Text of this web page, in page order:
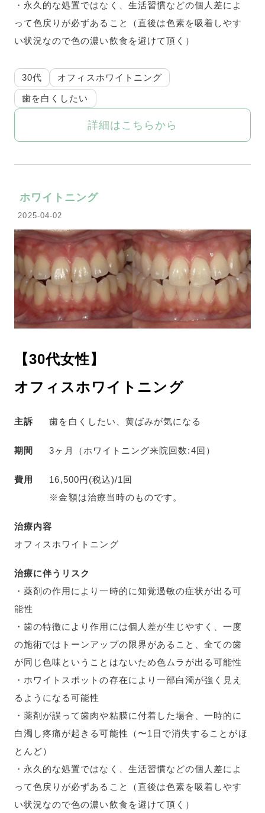
・永久的な処置ではなく、生活習慣などの個人差によ
って色戻りが必ずあること（直後は色素を吸着しやす
い状況なので色の濃い飲食を避けて頂く）
30代 オフィスホワイトニング
歯を白くしたい
詳細はこちらから
ホワイトニング
2025-04-02
【30代女性】
オフィスホワイトニング
主訴 歯を白くしたい、黄ばみが気になる
期間 3ヶ月（ホワイトニング来院回数:4回）
費用
16,500円(税込)/1回
※金額は治療当時のものです。
治療内容
オフィスホワイトニング
治療に伴うリスク
・薬剤の作用により一時的に知覚過敏の症状が出る可
能性
・歯の特徴により作用には個人差が生じやすく、一度
の施術ではトーンアップの限界があること、全ての歯
が同じ色味ということはないため色ムラが出る可能性
・ホワイトスポットの存在により一部白濁が強く見え
るようになる可能性
・薬剤が誤って歯肉や粘膜に付着した場合、一時的に
白濁し疼痛が起きる可能性（〜1日で消失することがほ
とんど）
・永久的な処置ではなく、生活習慣などの個人差によ
って色戻りが必ずあること（直後は色素を吸着しやす
い状況なので色の濃い飲食を避けて頂く）